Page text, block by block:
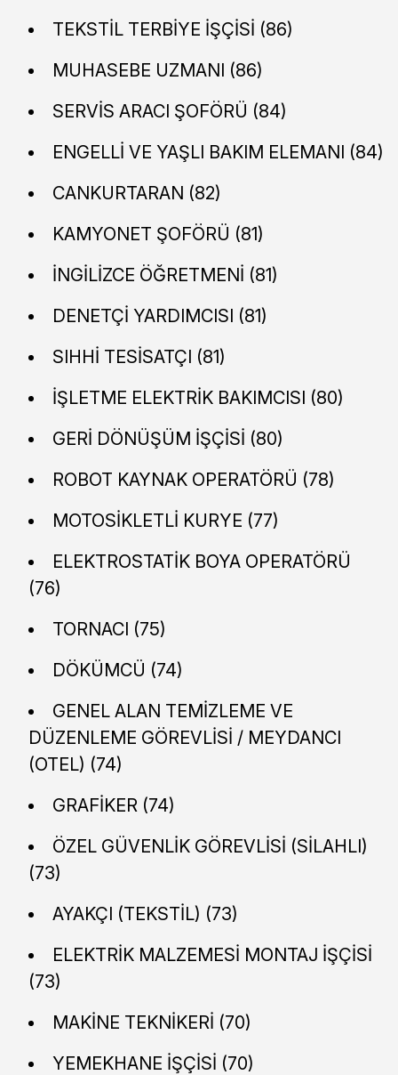
TEKSTİL TERBİYE İŞÇİSİ (86)
MUHASEBE UZMANI (86)
SERVİS ARACI ŞOFÖRÜ (84)
ENGELLİ VE YAŞLI BAKIM ELEMANI (84)
CANKURTARAN (82)
KAMYONET ŞOFÖRÜ (81)
İNGİLİZCE ÖĞRETMENİ (81)
DENETÇİ YARDIMCISI (81)
SIHHİ TESİSATÇI (81)
İŞLETME ELEKTRİK BAKIMCISI (80)
GERİ DÖNÜŞÜM İŞÇİSİ (80)
ROBOT KAYNAK OPERATÖRÜ (78)
MOTOSİKLETLİ KURYE (77)
ELEKTROSTATİK BOYA OPERATÖRÜ
(76)
TORNACI (75)
DÖKÜMCÜ (74)
GENEL ALAN TEMİZLEME VE
DÜZENLEME GÖREVLİSİ / MEYDANCI
(OTEL) (74)
GRAFİKER (74)
ÖZEL GÜVENLİK GÖREVLİSİ (SİLAHLI)
(73)
AYAKÇI (TEKSTİL) (73)
ELEKTRİK MALZEMESİ MONTAJ İŞÇİSİ
(73)
MAKİNE TEKNİKERİ (70)
YEMEKHANE İŞÇİSİ (70)